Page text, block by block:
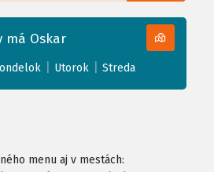
má Oskar
Utorok Streda
menu aj v mestách: